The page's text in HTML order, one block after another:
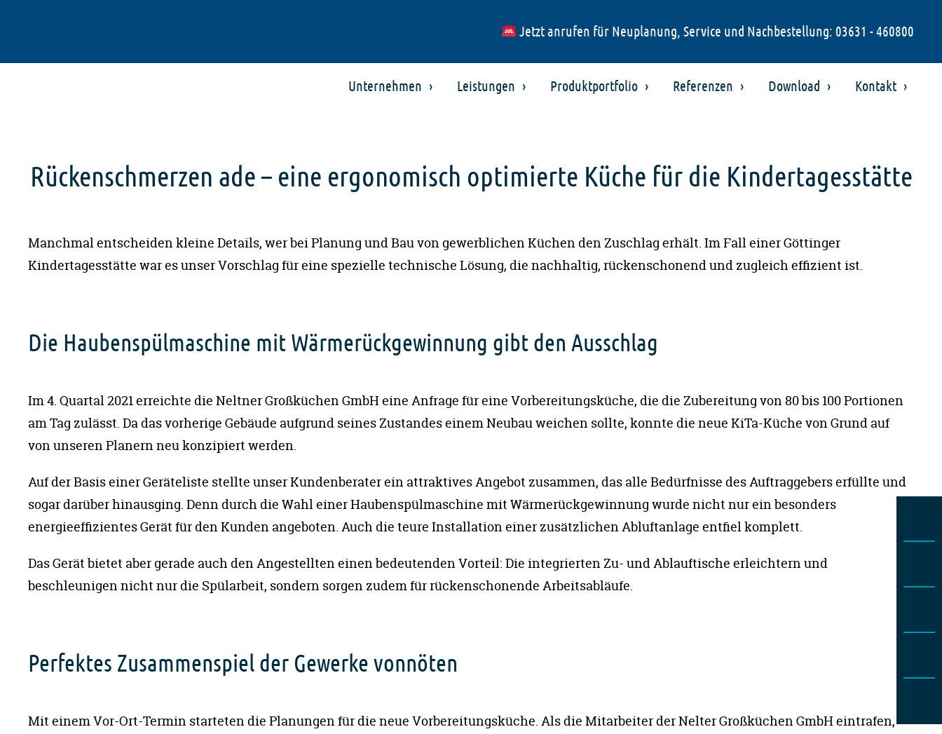
Jetzt anrufen für Neuplanung, Service und Nachbestellung: 03631 - 460800
Unternehmen Leistungen Produktportfolio Referenzen Download Kontakt
Rückenschmerzen ade – eine ergonomisch optimierte Küche für die Kindertagesstätte
Manchmal entscheiden kleine Details, wer bei Planung und Bau von gewerblichen Küchen den Zuschlag erhält. Im Fall einer Göttinger
Kindertagesstätte war es unser Vorschlag für eine spezielle technische Lösung, die nachhaltig, rückenschonend und zugleich effizient ist.
Die Haubenspülmaschine mit Wärmerückgewinnung gibt den Ausschlag
Im 4. Quartal 2021 erreichte die Neltner Großküchen GmbH eine Anfrage für eine Vorbereitungsküche, die die Zubereitung von 80 bis 100 Portionen
am Tag zulässt. Da das vorherige Gebäude aufgrund seines Zustandes einem Neubau weichen sollte, konnte die neue KiTa-Küche von Grund auf
von unseren Planern neu konzipiert werden.
Auf der Basis einer Geräteliste stellte unser Kundenberater ein attraktives Angebot zusammen, das alle Bedürfnisse des Auftraggebers erfüllte und
sogar darüber hinausging. Denn durch die Wahl einer Haubenspülmaschine mit Wärmerückgewinnung wurde nicht nur ein besonders
energieeffizientes Gerät für den Kunden angeboten. Auch die teure Installation einer zusätzlichen Abluftanlage entfiel komplett.
Das Gerät bietet aber gerade auch den Angestellten einen bedeutenden Vorteil: Die integrierten Zu- und Ablauftische erleichtern und
beschleunigen nicht nur die Spülarbeit, sondern sorgen zudem für rückenschonende Arbeitsabläufe.
Perfektes Zusammenspiel der Gewerke vonnöten
Mit einem Vor-Ort-Termin starteten die Planungen für die neue Vorbereitungsküche. Als die Mitarbeiter der Nelter Großküchen GmbH eintrafen,